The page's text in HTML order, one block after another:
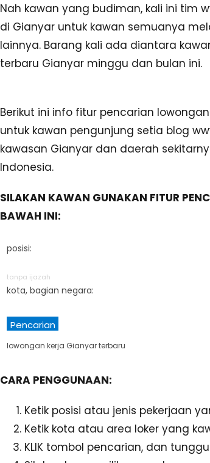
Nah kawan yang budiman, kali ini tim
di Gianyar untuk kawan semuanya
lainnya. Barang kali ada diantara
terbaru Gianyar minggu dan bulan ini.
Berikut ini info fitur pencarian
untuk kawan pengunjung setia blog
kawasan Gianyar dan daerah
Indonesia.
SILAKAN KAWAN GUNAKAN FITUR
BAWAH INI:
posisi:
tanpa ijazah
kota, bagian negara:
Pencarian
lowongan kerja Gianyar terbaru
CARA PENGGUNAAN:
Ketik posisi atau jenis pekerjaan
Ketik kota atau area loker yang
KLIK tombol pencarian, dan